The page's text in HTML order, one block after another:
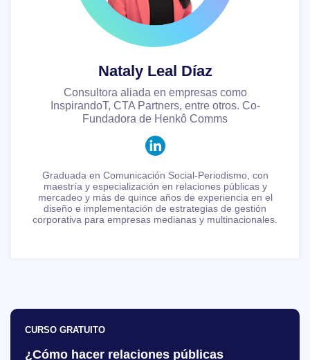
Nataly Leal Díaz
Consultora aliada en empresas como
InspirandoT, CTA Partners, entre otros. Co-
Fundadora de Henkô Comms
Graduada en Comunicación Social-Periodismo, con
maestría y especialización en relaciones públicas y
mercadeo y más de quince años de experiencia en el
diseño e implementación de estrategias de gestión
corporativa para empresas medianas y multinacionales.
CURSO GRATUITO
¿Cómo hacer relaciones públicas